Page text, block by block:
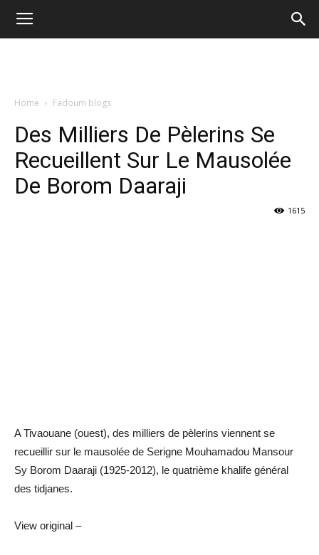
Home Fadoum blogs
Des Milliers De Pèlerins Se
Recueillent Sur Le Mausolée
De Borom Daaraji
1615
A Tivaouane (ouest), des milliers de pèlerins viennent se
recueillir sur le mausolée de Serigne Mouhamadou Mansour
Sy Borom Daaraji (1925-2012), le quatrième khalife général
des tidjanes.
View original –